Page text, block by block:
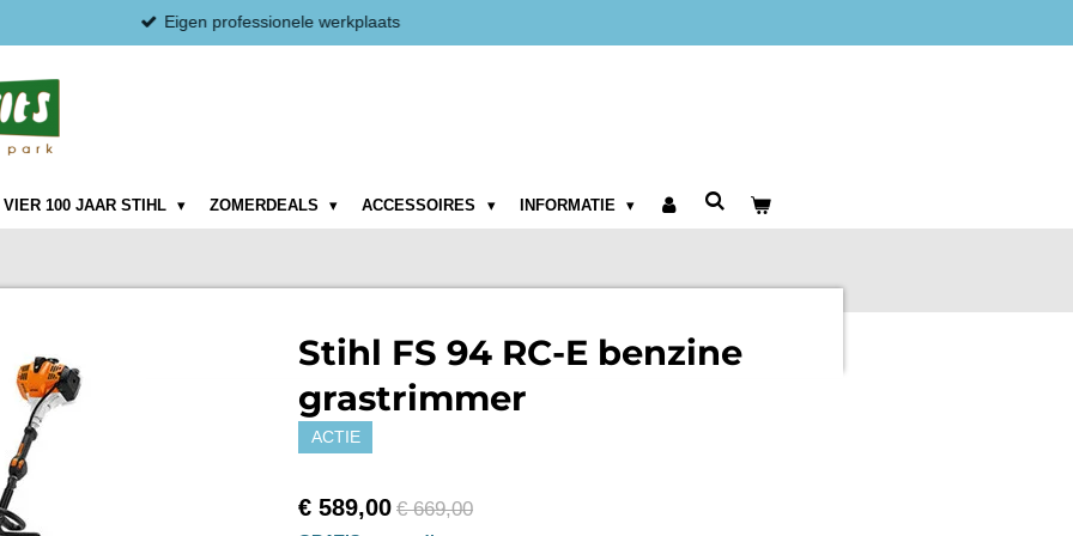
Eigen professionele werkplaats
VIER 100 JAAR STIHL ZOMERDEALS ACCESSOIRES INFORMATIE
Stihl FS 94 RC-E benzine
grastrimmer
ACTIE
€ 589,00 € 669,00